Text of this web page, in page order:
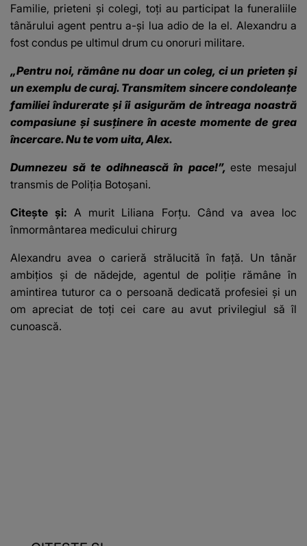
Familie, prieteni și colegi, toți au participat la funeraliile
tânărului agent pentru a-și lua adio de la el. Alexandru a
fost condus pe ultimul drum cu onoruri militare.
„Pentru noi, rămâne nu doar un coleg, ci un prieten și
un exemplu de curaj. Transmitem sincere condoleanțe
familiei îndurerate și îi asigurăm de întreaga noastră
compasiune și susținere în aceste momente de grea
încercare. Nu te vom uita, Alex.
Dumnezeu să te odihnească în pace!”,este mesajul
transmis de Poliția Botoșani.
Citește și:A murit Liliana Forțu. Când va avea loc
înmormântarea medicului chirurg
Alexandru avea o carieră strălucită în față. Un tânăr
ambițios și de nădejde, agentul de poliție rămâne în
amintirea tuturor ca o persoană dedicată profesiei și un
om apreciat de toți cei care au avut privilegiul să îl
cunoască.